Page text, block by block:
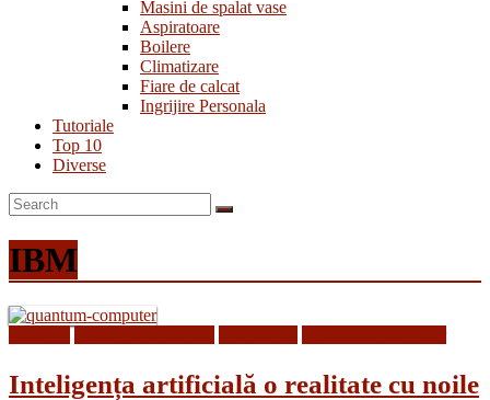
Masini de spalat vase
Aspiratoare
Boilere
Climatizare
Fiare de calcat
Ingrijire Personala
Tutoriale
Top 10
Diverse
IBM
Inteligența artificială o realitate cu noile